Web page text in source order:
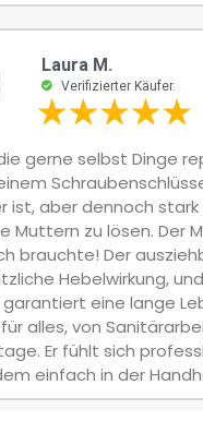
Laura M.
Verifizierter Käufer.
die gerne selbst Dinge
ist, aber dennoch stark
Muttern zu lösen. Der
brauchte! Der
Hebelwirkung,
eine lange
alles, von
Er fühlt sich
einfach in der